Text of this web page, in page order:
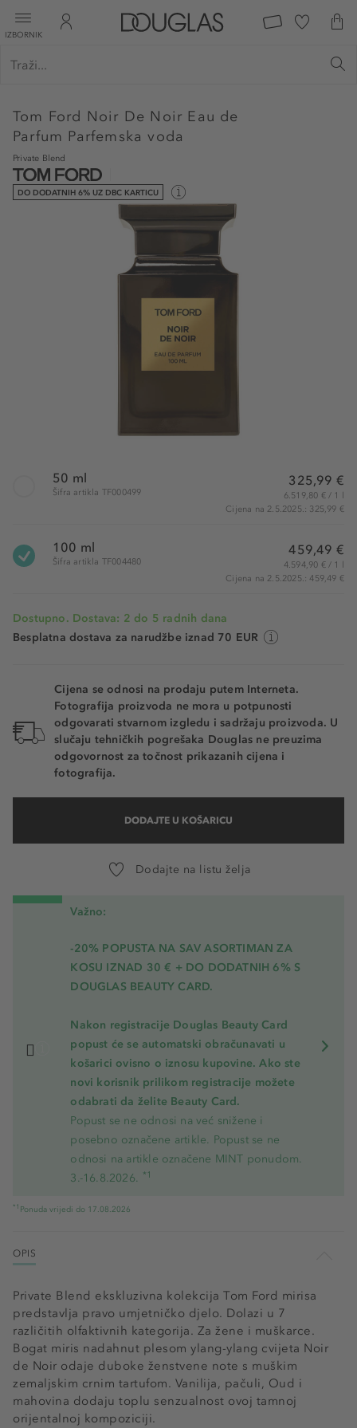
IZBORNIK
Tom Ford Noir De Noir Eau de
Parfum Parfemska voda
Private Blend
DO DODATNIH 6% UZ DBC KARTICU
50 ml
Šifra artikla TF000499
325,99 €
6.519,80 € / 1 l
Cijena na 2.5.2025.: 325,99 €
100 ml
Šifra artikla TF004480
459,49 €
4.594,90 € / 1 l
Cijena na 2.5.2025.: 459,49 €
Dostupno. Dostava: 2 do 5 radnih dana
Besplatna dostava za narudžbe iznad 70 EUR
Cijena se odnosi na prodaju putem Interneta.
Fotografija proizvoda ne mora u potpunosti
odgovarati stvarnom izgledu i sadržaju proizvoda. U
slučaju tehničkih pogrešaka Douglas ne preuzima
odgovornost za točnost prikazanih cijena i
fotografija.
DODAJTE U KOŠARICU
Dodajte na listu želja
Važno:
-20% POPUSTA NA SAV ASORTIMAN ZA
KOSU IZNAD 30 € + DO DODATNIH 6% S
DOUGLAS BEAUTY CARD.
Nakon registracije Douglas Beauty Card
popust će se automatski obračunavati u
košarici ovisno o iznosu kupovine. Ako ste
novi korisnik prilikom registracije možete
odabrati da želite Beauty Card.
Popust se ne odnosi na već snižene i
posebno označene artikle. Popust se ne
odnosi na artikle označene MINT ponudom.
3.-16.8.2026. *1
*1 Ponuda vrijedi do 17.08.2026
OPIS
Private Blend ekskluzivna kolekcija Tom Ford mirisa
predstavlja pravo umjetničko djelo. Dolazi u 7
različitih olfaktivnih kategorija. Za žene i muškarce.
Bogat miris nadahnut plesom ylang-ylang cvijeta Noir
de Noir odaje duboke ženstvene note s muškim
zemaljskim crnim tartufom. Vanilija, pačuli, Oud i
mahovina dodaju toplu senzualnost ovoj tamnoj
orijentalnoj kompoziciji.